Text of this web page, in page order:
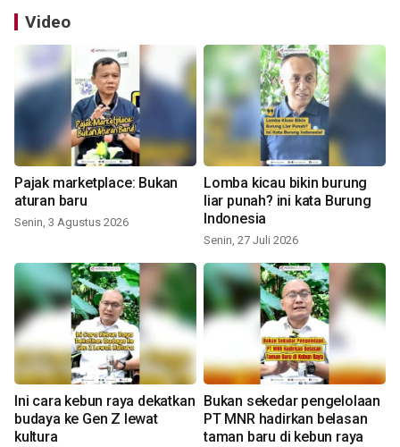
Video
Pajak marketplace: Bukan
aturan baru
Senin, 3 Agustus 2026
Lomba kicau bikin burung
liar punah? ini kata Burung
Indonesia
Senin, 27 Juli 2026
Ini cara kebun raya dekatkan
budaya ke Gen Z lewat
kultura
Bukan sekedar pengelolaan
PT MNR hadirkan belasan
taman baru di kebun raya